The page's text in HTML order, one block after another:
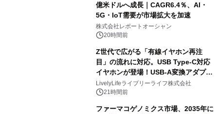
億米ドルへ成長｜CAGR6.4％、AI・
5G・IoT需要が市場拡大を加速
株式会社レポートオーシャン
20時間前
Z世代で広がる「有線イヤホン再注
目」の流れに対応。USB Type-C対応
イヤホンが登場！USB-A変換アダプタ
ー付きでスマホからパソコンまで幅広
く活用可能
LivelyLifeライブリーライフ株式会社
21時間前
ファーマコゲノミクス市場、2035年に